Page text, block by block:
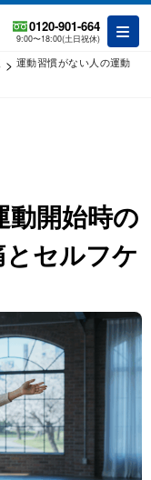
0120-901-664
9:00〜18:00(土日祝休)
> 運動習慣がない人の運動
開始時の
セルフケ